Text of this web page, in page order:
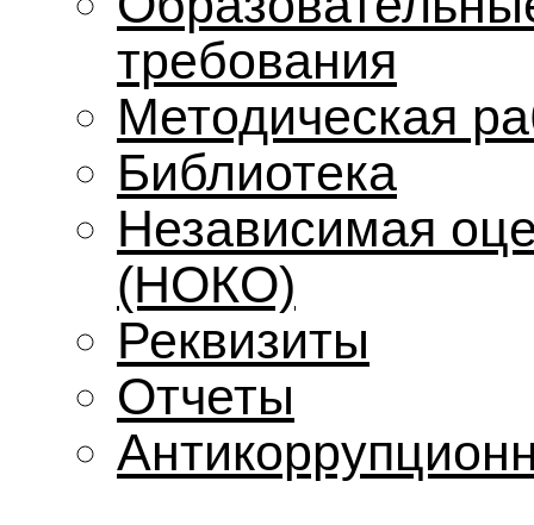
требования
Методическая
Библиотека
Независимая
(НОКО)
Реквизиты
Отчеты